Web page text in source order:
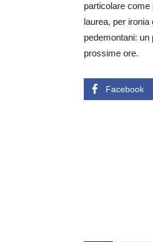
particolare come
laurea, per
pedemontani: un
prossime ore.
Facebook